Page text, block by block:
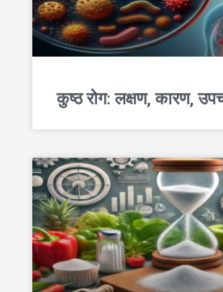
कुष्ठ रोग: लक्षण, कारण,